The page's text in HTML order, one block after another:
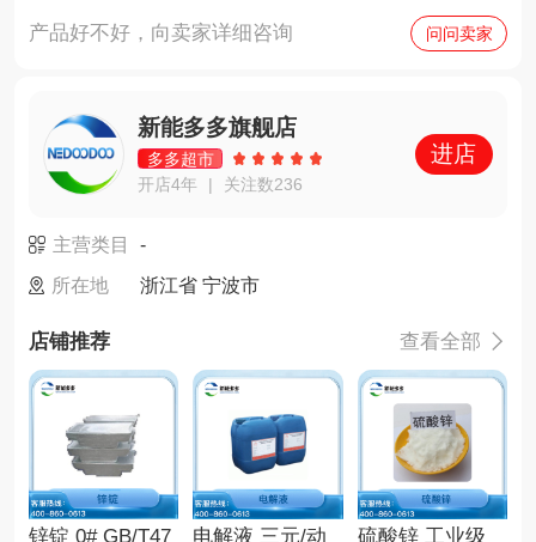
产品好不好，向卖家详细咨询 问问卖家
新能多多旗舰店
多多超市
开店4年
| 关注数236
进店
主营类目
-
所在地
浙江省 宁波市
店铺推荐 查看全部 
锌锭 0# GB/T47
电解液 三元/动
硫酸锌 工业级